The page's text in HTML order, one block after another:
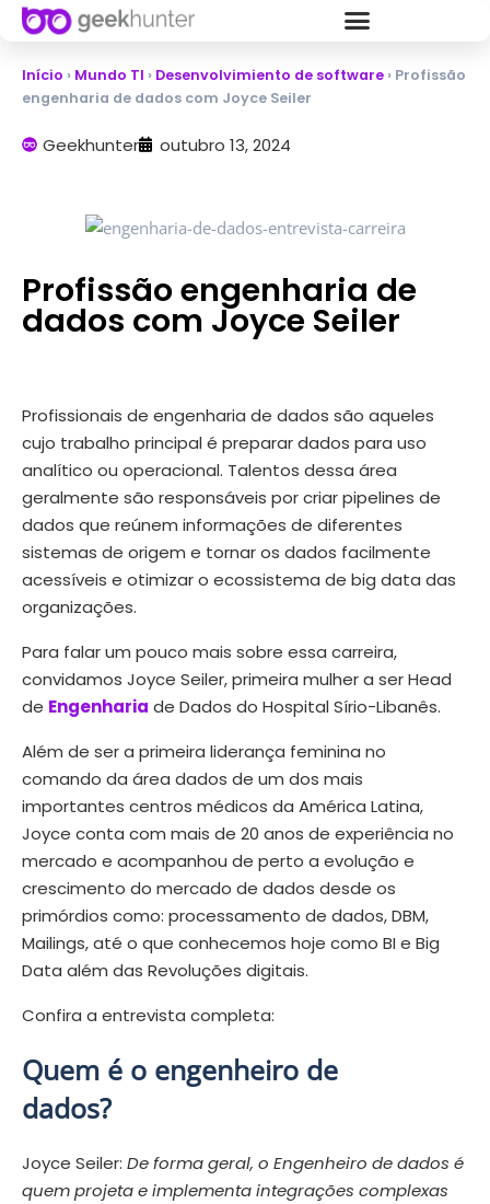
Início › Mundo TI › Desenvolvimiento de software › Profissão
engenharia de dados com Joyce Seiler
Geekhunter outubro 13, 2024
Profissão engenharia de
dados com Joyce Seiler
Profissionais de engenharia de dados são aqueles
cujo trabalho principal é preparar dados para uso
analítico ou operacional. Talentos dessa área
geralmente são responsáveis ​​por criar pipelines de
dados que reúnem informações de diferentes
sistemas de origem e tornar os dados facilmente
acessíveis e otimizar o ecossistema de big data das
organizações.
Para falar um pouco mais sobre essa carreira,
convidamos Joyce Seiler, primeira mulher a ser Head
de Engenharia de Dados do Hospital Sírio-Libanês.
Além de ser a primeira liderança feminina no
comando da área dados de um dos mais
importantes centros médicos da América Latina,
Joyce conta com mais de 20 anos de experiência no
mercado e acompanhou de perto a evolução e
crescimento do mercado de dados desde os
primórdios como: processamento de dados, DBM,
Mailings, até o que conhecemos hoje como BI e Big
Data além das Revoluções digitais.
Confira a entrevista completa:
Quem é o engenheiro de
dados?
Joyce Seiler: De forma geral, o Engenheiro de dados é
quem projeta e implementa integrações complexas